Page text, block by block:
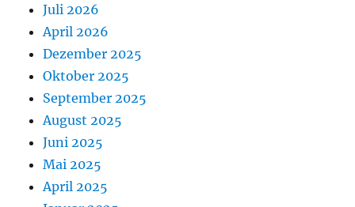
Juli 2026
April 2026
Dezember 2025
Oktober 2025
September 2025
August 2025
Juni 2025
Mai 2025
April 2025